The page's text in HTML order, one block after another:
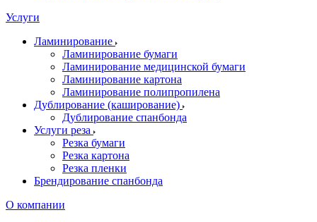
Услуги
Ламинирование
Ламинирование бумаги
Ламинирование медицинской бумаги
Ламинирование картона
Ламинирование полипропилена
Дублирование (каширование)
Дублирование спанбонда
Услуги реза
Резка бумаги
Резка картона
Резка пленки
Брендирование спанбонда
О компании